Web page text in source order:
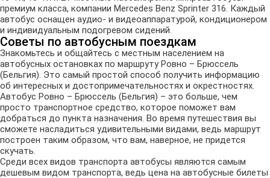
премиум класса, компании Mercedes Benz Sprinter 316. Каждый
автобус оснащен аудио- и видеоаппаратурой, кондиционером
и индивидуальным подогревом сидений.
Советы по автобусным поездкам
Знакомьтесь и общайтесь с местным населением на
автобусных остановках по маршруту Ровно – Брюссель
(Бельгия). Это самый простой способ получить информацию
об интересных и достопримечательностях и окрестностях.
Автобус Ровно – Брюссель (Бельгия) – это больше, чем
просто транспортное средство, которое поможет вам
добраться до пункта назначения. Во время путешествия вы
сможете насладиться удивительными видами, ведь маршрут
построен таким образом, что вам, наверное, не придется
скучать.
Среди всех видов транспорта автобусы являются самым
дешевым видом транспорта, ведь цена на автобусные билеты